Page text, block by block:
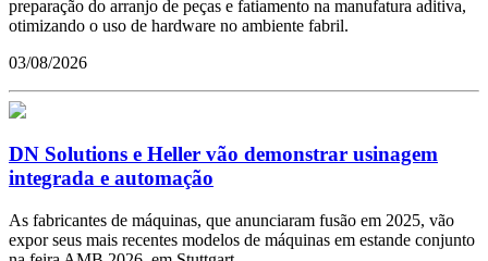
preparação do arranjo de peças e fatiamento na manufatura aditiva,
otimizando o uso de hardware no ambiente fabril.
03/08/2026
DN Solutions e Heller vão demonstrar usinagem
integrada e automação
As fabricantes de máquinas, que anunciaram fusão em 2025, vão
expor seus mais recentes modelos de máquinas em estande conjunto